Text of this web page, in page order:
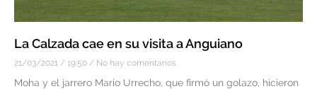
La Calzada cae en su visita a Anguiano
21/03/2021 19:50 No hay comentarios
Moha y el jarrero Mario Urrecho, que firmó un golazo, hicieron